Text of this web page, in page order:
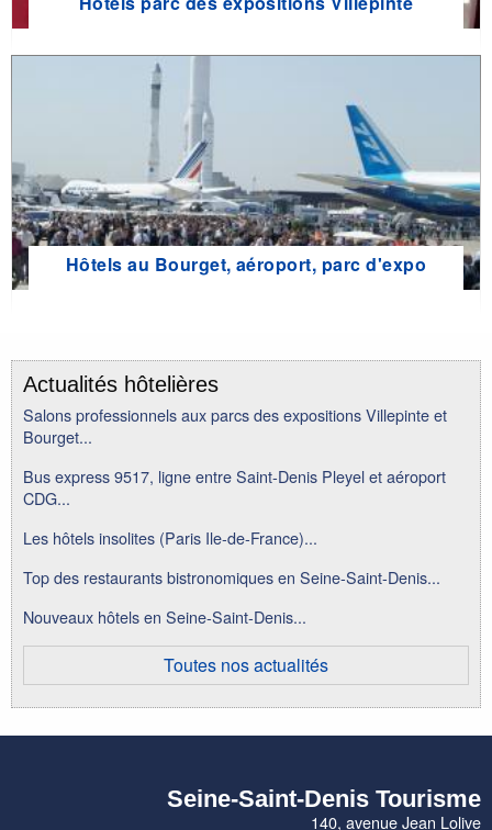
Hôtels au Bourget, aéroport, parc d'expo
Actualités hôtelières
Salons professionnels aux parcs des expositions Villepinte et
Bourget...
Bus express 9517, ligne entre Saint-Denis Pleyel et aéroport
CDG...
Les hôtels insolites (Paris Ile-de-France)...
Top des restaurants bistronomiques en Seine-Saint-Denis...
Nouveaux hôtels en Seine-Saint-Denis...
Toutes nos actualités
Seine-Saint-Denis Tourisme
140, avenue Jean Lolive